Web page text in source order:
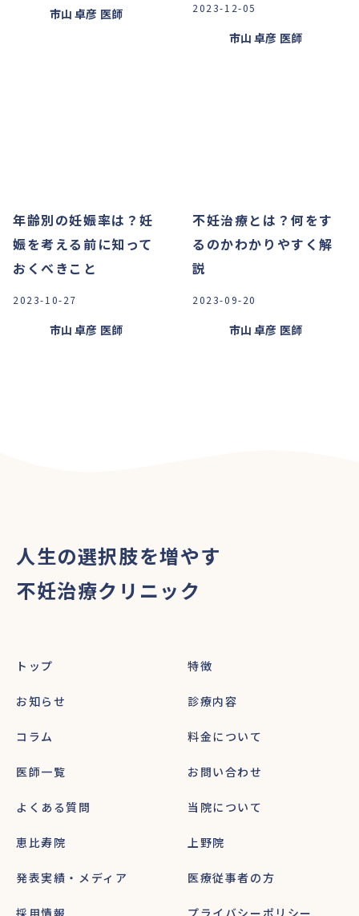
市山 卓彦 医師 2023-12-05
市山 卓彦 医師
年齢別の妊娠率は？妊
娠を考える前に知って
おくべきこと
2023-10-27
市山 卓彦 医師
不妊治療とは？何をす
るのかわかりやすく解
説
2023-09-20
市山 卓彦 医師
人生の選択肢を増やす
不妊治療クリニック
トップ 特徴
お知らせ 診療内容
コラム 料金について
医師一覧 お問い合わせ
よくある質問 当院について
恵比寿院 上野院
発表実績・メディア 医療従事者の方
採用情報 プライバシーポリシー